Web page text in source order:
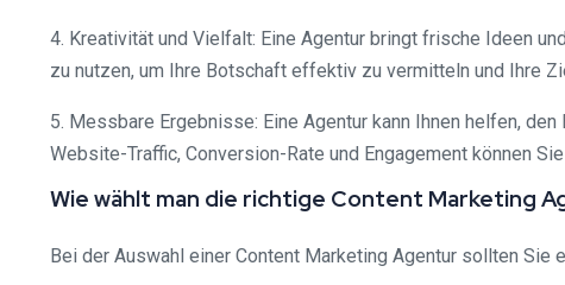
4. Kreativität und Vielfalt: Eine Agentur bringt frische Ideen
zu nutzen, um Ihre Botschaft effektiv zu vermitteln und Ihre
5. Messbare Ergebnisse: Eine Agentur kann Ihnen helfen,
Website-Traffic, Conversion-Rate und Engagement können
Wie wählt man die richtige Content Marketing
Bei der Auswahl einer Content Marketing Agentur sollten